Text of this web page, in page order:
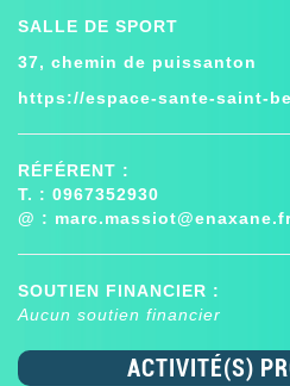
SALLE DE SPORT
37, chemin de puissanton
https://espace-sante-saint-
RÉFÉRENT :
T. : 0967352930
@ :
SOUTIEN FINANCIER :
Aucun soutien financier
ACTIVITÉ(S)